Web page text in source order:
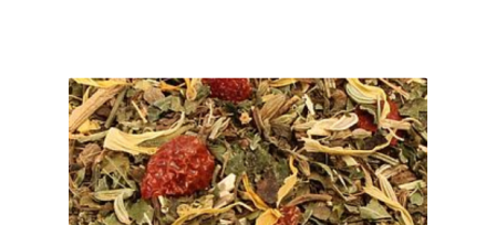
Voit
tehdä
valinnat
tuotteen
sivulla.